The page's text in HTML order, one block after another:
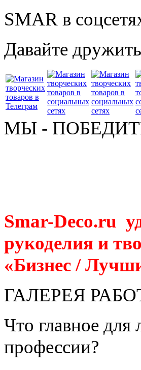
SMAR в
Давайте
МЫ -
Smar-Deco.ru
рукоделия и
«Бизнес /
ГАЛЕРЕЯ
Что главное для
профессии?